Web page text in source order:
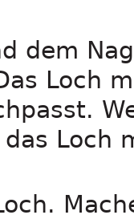
dem
Loch
Loch